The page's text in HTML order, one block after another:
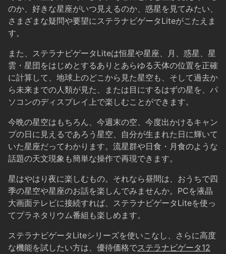
のか、好きな星座がいつ見えるのか、惑星を見てみたい、
さまざまな疑問や要望にステラナビゲータLiteがこたえま
す。
また、ステラナビゲータLiteは恒星や星座、月、惑星、星
雲・星団をはじめとするありとあらゆる天体の位置を正確
に計算して、地球上のどこから見た星空も、そして過去か
ら未来までの人類が見た、または目にするはずの星を、パ
ソコンのディスプレイ上で楽しむことができます。
今晩の星空はもちろん、今週末の空、今度出かけるキャン
プの日に見えるであろう星空、自分が生まれた日に輝いて
いた星座だってわかります。流星群や日食・月食のような
話題の天文現象も簡単な操作で再現できます。
星はやはり夜に楽しむもの。それなら昼間は、おうちで四
季の星空や星座のお話を楽しんでみませんか。PCを液晶
大画面テレビに接続すれば、ステラナビゲータLiteを使っ
てプラネタリウム番組も楽しめます。
ステラナビゲータLiteシリーズを使いこなし、さらに高度
な機能を試したい方は、優待価格でステラナビゲータ12